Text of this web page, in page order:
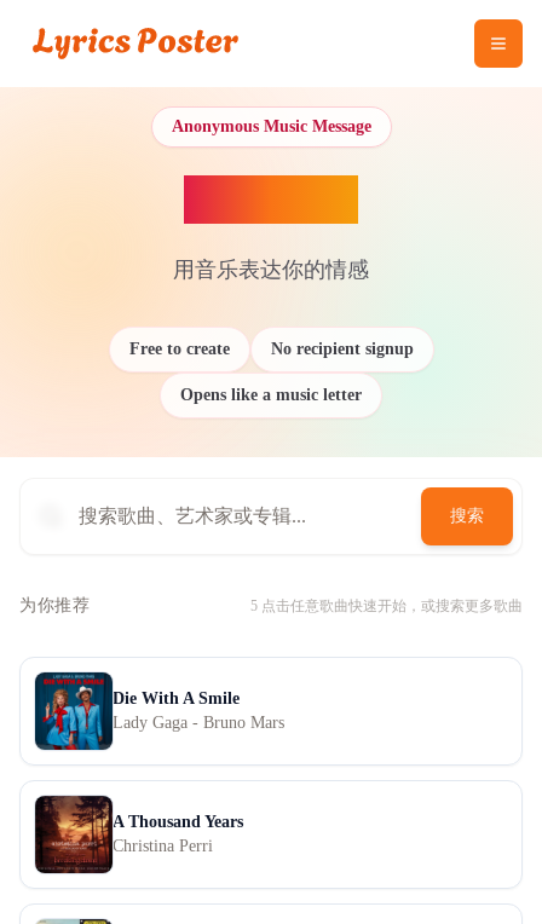
Anonymous Music Message
用音乐表达你的情感
Free to create No recipient signup
Opens like a music letter
搜索
为你推荐 5 点击任意歌曲快速开始，或搜索更多歌曲
Die With A Smile
Lady Gaga - Bruno Mars
A Thousand Years
Christina Perri